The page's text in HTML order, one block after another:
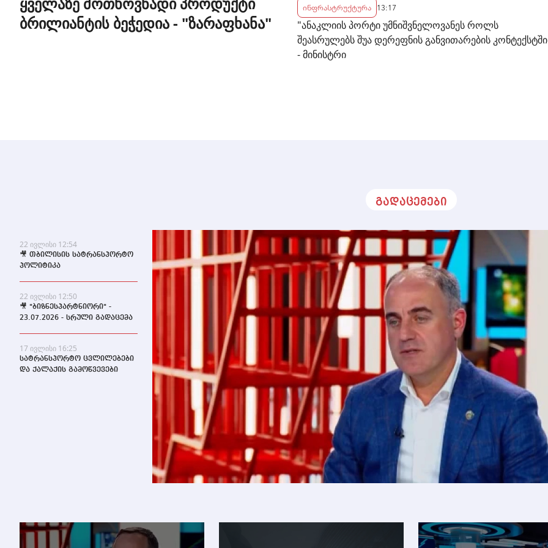
ბრილიანტის ბეჭედია - "ზარაფხანა"
ინფრასტრუქტურა 13:17
"ანაკლიის პორტი უმნიშვნელოვანეს როლს
შეასრულებს შუა დერეფნის განვითარების
- მინისტრი
გადაცემები
22 ივლისი 12:54
🎥 თბილისის სატრანსპორტო
პოლიტიკა
22 ივლისი 12:50
🎥 "ბიზნესპარტნიორი" -
23.07.2026 - სრული გადაცემა
17 ივლისი 16:25
სატრანსპორტო ცვლილებები
და ქალაქის გამოწვევები